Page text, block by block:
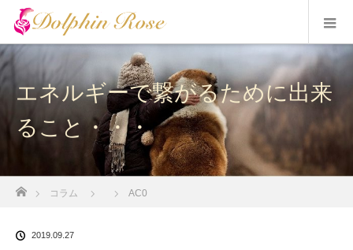
エネルギーで繋がるために出来
ること・・・
コラム AC0
2019.09.27